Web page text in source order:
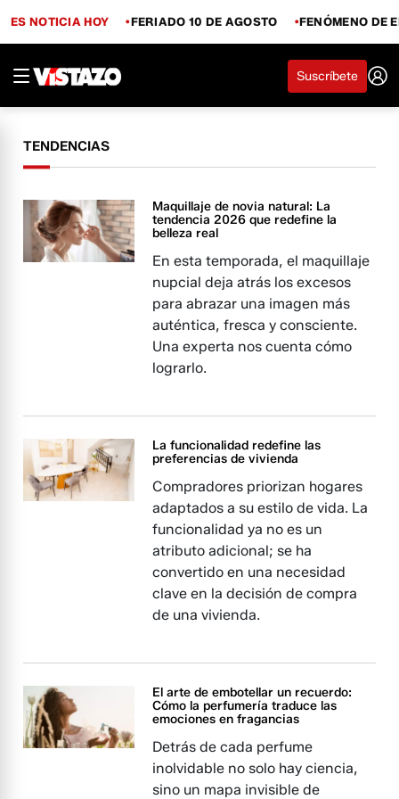
ES NOTICIA HOY FERIADO 10 DE AGOSTO FENÓMENO DE
Suscríbete
TENDENCIAS
Maquillaje de novia natural: La
tendencia 2026 que redefine la
belleza real
En esta temporada, el maquillaje
nupcial deja atrás los excesos
para abrazar una imagen más
auténtica, fresca y consciente.
Una experta nos cuenta cómo
lograrlo.
La funcionalidad redefine las
preferencias de vivienda
Compradores priorizan hogares
adaptados a su estilo de vida. La
funcionalidad ya no es un
atributo adicional; se ha
convertido en una necesidad
clave en la decisión de compra
de una vivienda.
El arte de embotellar un recuerdo:
Cómo la perfumería traduce las
emociones en fragancias
Detrás de cada perfume
inolvidable no solo hay ciencia,
sino un mapa invisible de